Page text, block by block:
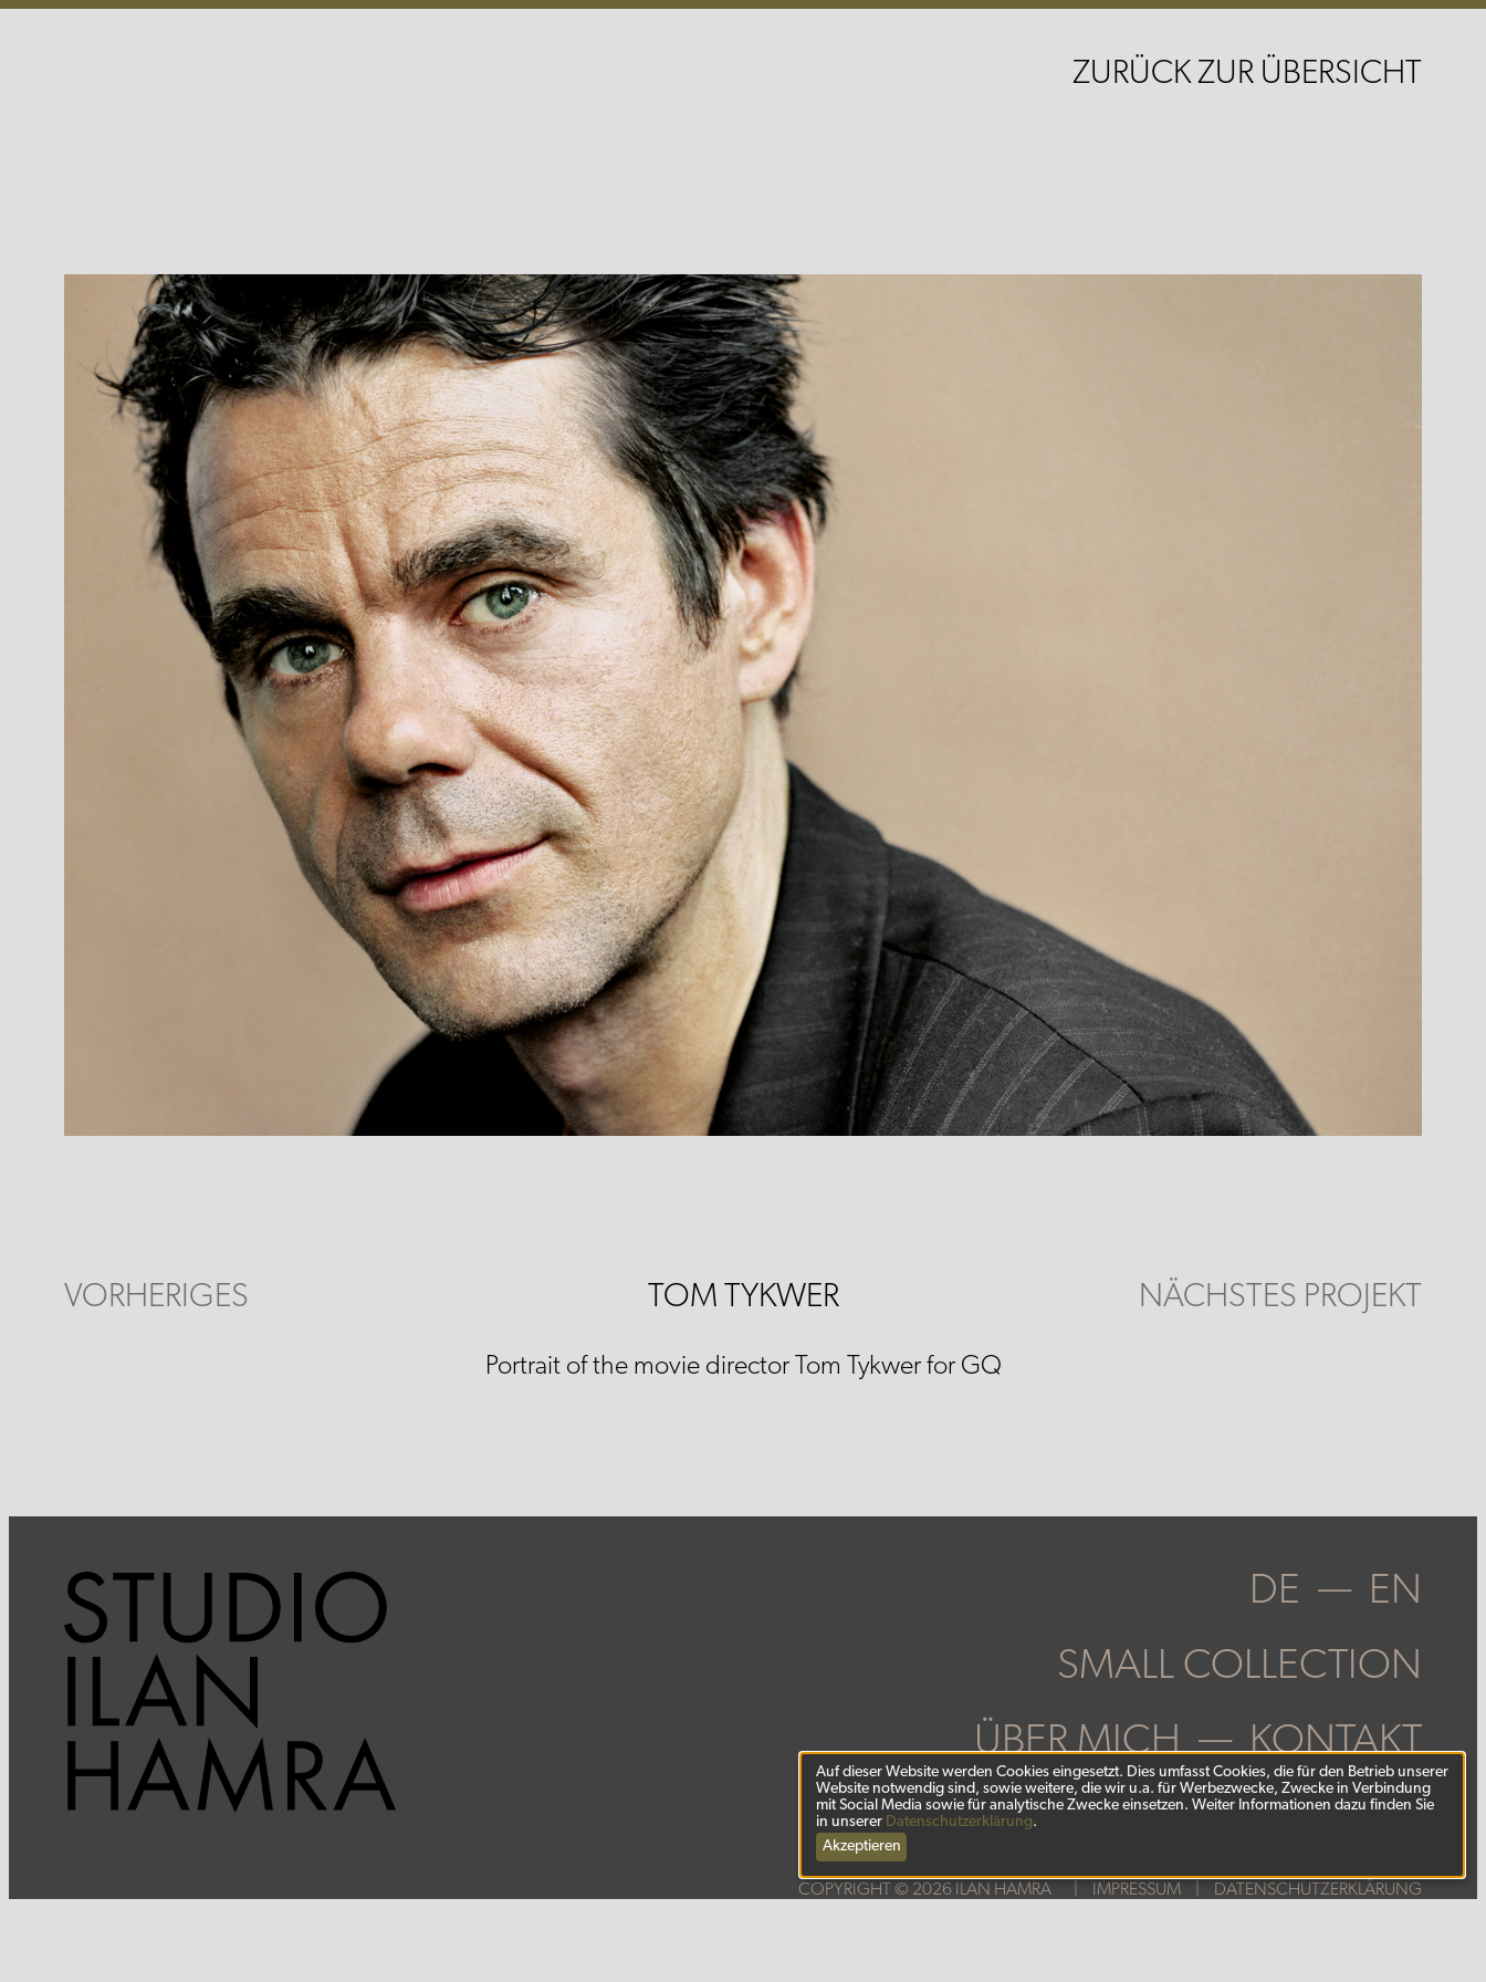
ZURÜCK ZUR ÜBERSICHT
VORHERIGES TOM TYKWER NÄCHSTES PROJEKT
Portrait of the movie director Tom Tykwer for GQ
DE
EN
SMALL COLLECTION
ÜBER MICH
KONTAKT
COPYRIGHT © 2026 ILAN HAMRA IMPRESSUM DATENSCHUTZERKLÄRUNG
Auf dieser Website werden Cookies eingesetzt. Dies umfasst Cookies, die für den Betrieb unserer
Website notwendig sind, sowie weitere, die wir u.a. für Werbezwecke, Zwecke in Verbindung
mit Social Media sowie für analytische Zwecke einsetzen. Weiter Informationen dazu finden Sie
in unserer Datenschutzerklärung.
Akzeptieren